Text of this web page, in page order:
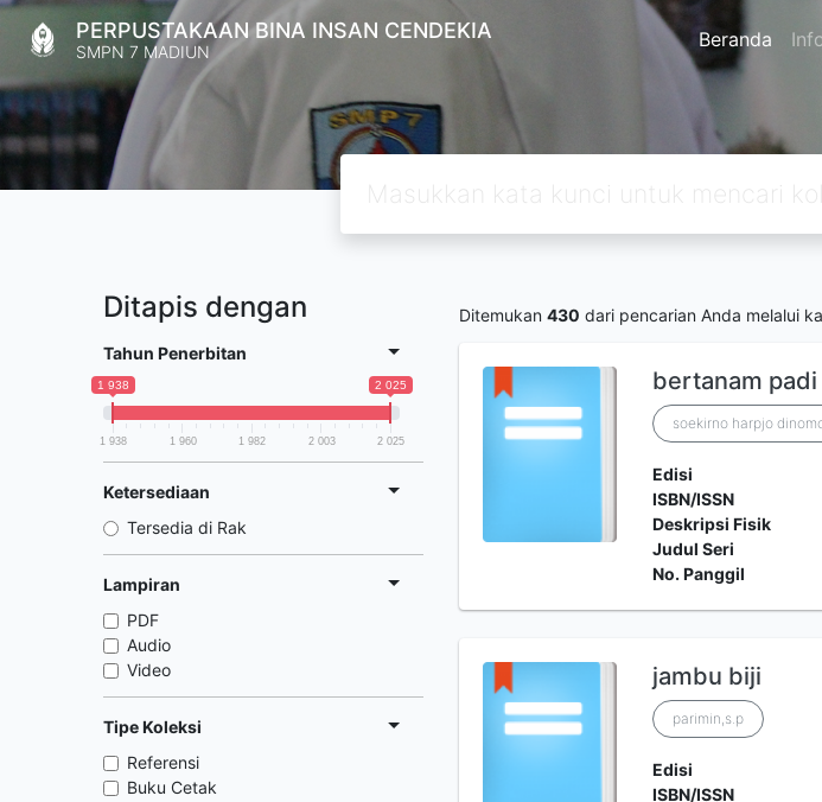
PERPUSTAKAAN BINA INSAN CENDEKIA
SMPN 7 MADIUN Beranda
Ditapis dengan
Tahun Penerbitan
1 938 2 025
1 938 1 960 1 982 2 003 2 025
Ketersediaan
Tersedia di Rak
Lampiran
PDF
Audio
Video
Tipe Koleksi
Referensi
Buku Cetak
Ditemukan 430 dari pencarian Anda melalui
bertanam padi
soekirno harpjo
Edisi
ISBN/ISSN
Deskripsi Fisik
Judul Seri
No. Panggil
jambu biji
parimin,s.p
Edisi
ISBN/ISSN